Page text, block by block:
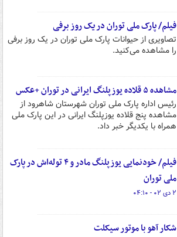
فیلم/ پارک ملی توران در یک روز برفی
تصاویری از حیوانات پارک ملی توران در یک روز برفی
را مشاهده می‌کنید.
مشاهده ۵ قلاده یوزپلنگ ایرانی در توران +عکس
رئیس اداره پارک ملی توران شهرستان شاهرود از
مشاهده پنج قلاده یوزپلنگ ایرانی در این پارک ملی
همراه با یکدیگر خبر داد.
فیلم/ خودنمایی یوزپلنگ مادر و ۴ توله‌اش در پارک
ملی توران
۲ دی ۰۲ - ۰۴:۱۰
شکار آهو با موتور سیکلت